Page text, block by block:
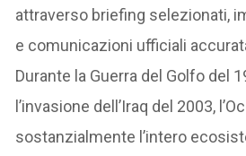
attraverso briefing selezionati,
e comunicazioni ufficiali
Durante la Guerra del Golfo del
l’invasione dell’Iraq del 2003,
sostanzialmente l’intero